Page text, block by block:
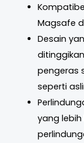
Magsafe
Desain
pengeras
seperti
yang lebih